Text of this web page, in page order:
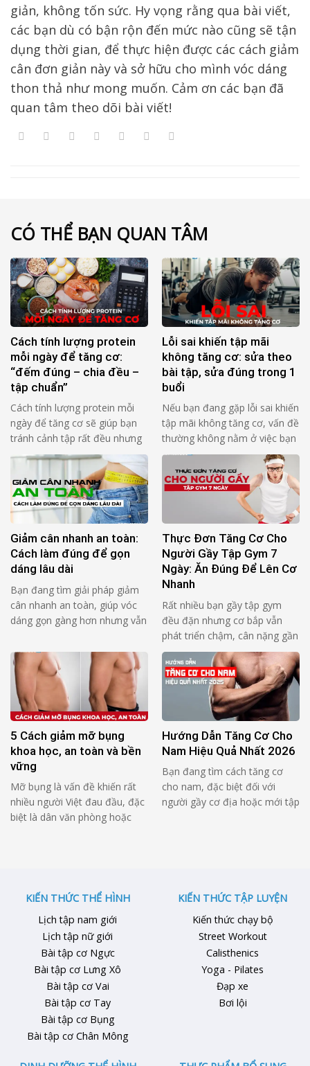
giản, không tốn sức. Hy vọng rằng qua bài viết,
các bạn dù có bận rộn đến mức nào cũng sẽ tận
dụng thời gian, để thực hiện được các cách giảm
cân đơn giản này và sở hữu cho mình vóc dáng
thon thả như mong muốn. Cảm ơn các bạn đã
quan tâm theo dõi bài viết!
CÓ THỂ BẠN QUAN TÂM
Cách tính lượng protein
mỗi ngày để tăng cơ:
“đếm đúng – chia đều –
tập chuẩn”
Cách tính lượng protein mỗi
ngày để tăng cơ sẽ giúp bạn
tránh cảnh tập rất đều nhưng
cơ lên chậm. Lý do thường
không nằm ở “thiếu bài lạ”, mà
nằm ở 3 thứ rất cơ bản: Bạn
ăn thiếu protein so với cơ thể
của bạn Bạn dồn protein vào
1–2 bữa nên …
Lỗi sai khiến tập mãi
không tăng cơ: sửa theo
bài tập, sửa đúng trong 1
buổi
Nếu bạn đang gặp lỗi sai khiến
tập mãi không tăng cơ, vấn đề
thường không nằm ở việc bạn
“thiếu chăm”, mà nằm ở rep
không tạo đủ lực lên cơ mục
tiêu trong đủ thời gian. Bạn
thấy mệt, thấy nặng, nhưng cơ
không “nhận bài”. 4 câu hỏi tự
Giảm cân nhanh an toàn:
Cách làm đúng để gọn
dáng lâu dài
Bạn đang tìm giải pháp giảm
cân nhanh an toàn, giúp vóc
dáng gọn gàng hơn nhưng vẫn
không ít người đã thử nhiều
cách khác nhau nhưng kết quả
không duy trì được lâu, thậm
chí còn mệt mỏi và tăng cân
trở lại. Bài viết này sẽ …
Thực Đơn Tăng Cơ Cho
Người Gầy Tập Gym 7
Ngày: Ăn Đúng Để Lên Cơ
Nhanh
Rất nhiều bạn gầy tập gym
đều đặn nhưng cơ bắp vẫn
phát triển chậm, cân nặng gần
như không thay đổi. Nguyên
nhân phổ biến không nằm ở
việc tập sai, mà đến từ chế độ
ăn chưa đủ và chưa đúng. Một
thực đơn tăng cơ cho người
5 Cách giảm mỡ bụng
khoa học, an toàn và bền
vững
Mỡ bụng là vấn đề khiến rất
nhiều người Việt đau đầu, đặc
biệt là dân văn phòng hoặc
thử nhiều phương pháp truyền
không cải thiện. Nguyên nhân
Hướng Dẫn Tăng Cơ Cho
Nam Hiệu Quả Nhất 2026
Bạn đang tìm cách tăng cơ
cho nam, đặc biệt đối với
người gầy cơ địa hoặc mới tập
1. Tại Sao Nam …
KIẾN THỨC THỂ HÌNH
Lịch tập nam giới
Lịch tập nữ giới
Bài tập cơ Ngực
Bài tập cơ Lưng Xô
Bài tập cơ Vai
Bài tập cơ Tay
Bài tập cơ Bụng
Bài tập cơ Chân Mông
KIẾN THỨC TẬP LUYỆN
Kiến thức chạy bộ
Street Workout
Calisthenics
Yoga - Pilates
Đạp xe
Bơi lội